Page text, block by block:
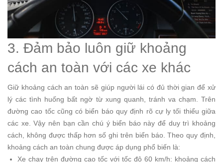
3. Đảm bảo luôn giữ khoảng
cách an toàn với các xe khác
Giữ khoảng cách an toàn sẽ giúp người lái có đủ thời gian để xử
lý các tình huống bất ngờ từ xung quanh, tránh va chạm. Trên
đường cao tốc cũng có biển báo quy định rõ cự ly tối thiểu giữa
các xe. Vậy nên bạn cần chú ý biển báo này để duy trì khoảng
cách, không được thấp hơn số ghi trên biển báo. Theo quy định,
khoảng cách an toàn chung được áp dụng phổ biến là:
Xe chạy trên đường cao tốc với tốc độ 60 km/h: khoảng cách